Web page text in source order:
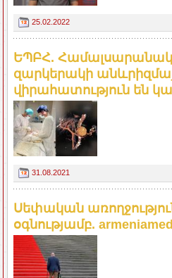
25.02.2022
ԵՊԲՀ.
զարկերակի
վիրահատություն են
31.08.2021
Սեփական
օգնությամբ.